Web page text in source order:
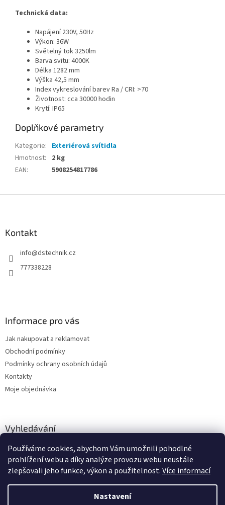
Používáme cookies, abychom Vám umožnili pohodlné
prohlížení webu a díky analýze provozu webu neustále
zlepšovali jeho funkce, výkon a použitelnost.Více informací
Nastavení
Technická data:
Napájení 230V, 50Hz
Výkon: 36W
Světelný tok 3250lm
Barva svitu: 4000K
Délka 1282 mm
Výška 42,5 mm
Index vykreslování barev Ra / CRI: >70
Životnost: cca 30000 hodin
Krytí: IP65
Doplňkové parametry
Kategorie: Exteriérová svítidla
Hmotnost:
2 kg
EAN: 5908254817786
Kontakt
info@dstechnik.cz
777338228
Informace pro vás
Jak nakupovat a reklamovat
Obchodní podmínky
Podmínky ochrany osobních údajů
Kontakty
Moje objednávka
Vyhledávání
HLEDAT
Vytvořil Shoptet